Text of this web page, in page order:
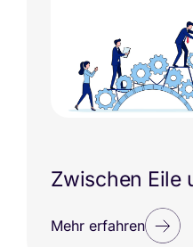
Zwischen Eile
Mehr erfahren